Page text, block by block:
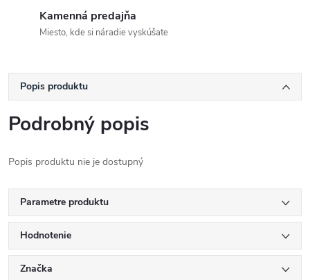
Kamenná predajňa
Miesto, kde si náradie vyskúšate
Popis produktu
Podrobný popis
Popis produktu nie je dostupný
Parametre produktu
Hodnotenie
Značka